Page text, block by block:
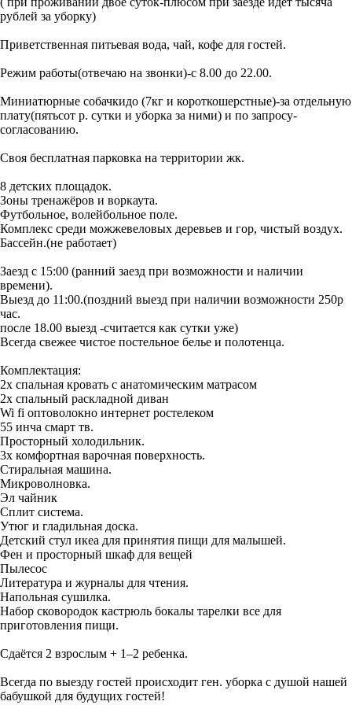
рублей за уборку)
Приветственная питьевая вода, чай, кофе для гостей.
Режим работы(отвечаю на звонки)-с 8.00 до 22.00.
Миниатюрные собачкидо (7кг и короткошерстные)-за отдельную
плату(пятьсот р. сутки и уборка за ними) и по запросу-
согласованию.
Своя бесплатная парковка на территории жк.
8 детских площадок.
Зоны тренажёров и воркаута.
Футбольное, волейбольное поле.
Комплекс среди можжевеловых деревьев и гор, чистый воздух.
Бассейн.(не работает)
Заезд с 15:00 (ранний заезд при возможности и наличии
времени).
Выезд до 11:00.(поздний выезд при наличии возможности 250р
час.
после 18.00 выезд -считается как сутки уже)
Всегда свежее чистое постельное белье и полотенца.
Комплектация:
2х спальная кровать с анатомическим матрасом
2х спальный раскладной диван
Wi fi оптоволокно интернет ростелеком
55 инча смарт тв.
Просторный холодильник.
3х комфортная варочная поверхность.
Стиральная машина.
Микроволновка.
Эл чайник
Сплит система.
Утюг и гладильная доска.
Детский стул икеа для принятия пищи для малышей.
Фен и просторный шкаф для вещей
Пылесос
Литература и журналы для чтения.
Напольная сушилка.
Набор сковородок кастрюль бокалы тарелки все для
приготовления пищи.
Сдаётся 2 взрослым + 1–2 ребенка.
Всегда по выезду гостей происходит ген. уборка с душой нашей
бабушкой для будущих гостей!